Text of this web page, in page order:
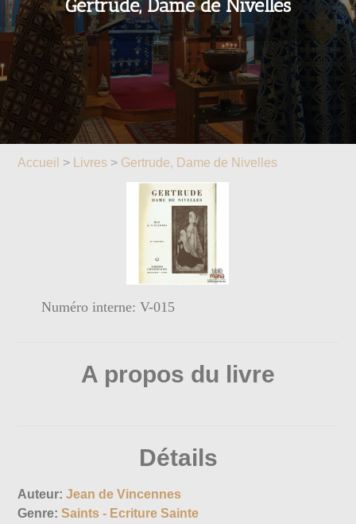
Gertrude, Dame de Nivelles
Accueil > Livres > Gertrude, Dame de Nivelles
Numéro interne: V-015
A propos du livre
Détails
Auteur: Jean de Vincennes
Genre: Saints - Ecriture Sainte